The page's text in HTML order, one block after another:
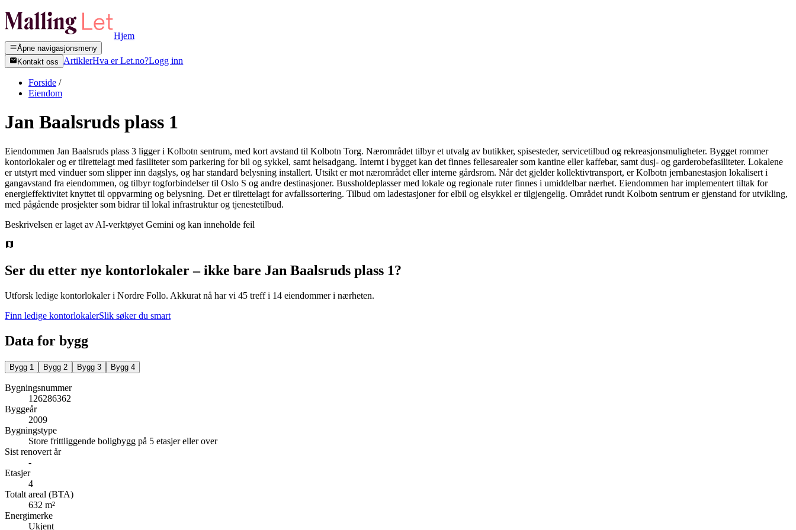
Hjem
Åpne navigasjonsmeny
Kontakt oss
ArtiklerHva er Let.no?Logg inn
Forside /
Eiendom
Jan Baalsruds plass 1
Eiendommen Jan Baalsruds plass 3 ligger i Kolbotn sentrum, med kort avstand til Kolbotn Torg. Nærområdet tilbyr et utvalg av butikker, spisesteder, servicetilbud og rekreasjonsmuligheter. Bygget rommer
kontorlokaler og er tilrettelagt med fasiliteter som parkering for bil og sykkel, samt heisadgang. Internt i bygget kan det finnes fellesarealer som kantine eller kaffebar, samt dusj- og garderobefasiliteter. Lokalene
er utstyrt med vinduer som slipper inn dagslys, og har standard belysning installert. Utsikt er mot nærområdet eller interne gårdsrom. Når det gjelder kollektivtransport, er Kolbotn jernbanestasjon lokalisert i
gangavstand fra eiendommen, og tilbyr togforbindelser til Oslo S og andre destinasjoner. Bussholdeplasser med lokale og regionale ruter finnes i umiddelbar nærhet. Eiendommen har implementert tiltak for
energieffektivitet knyttet til oppvarming og belysning. Det er tilrettelagt for avfallssortering. Tilbud om ladestasjoner for elbil og elsykkel er tilgjengelig. Området rundt Kolbotn sentrum er gjenstand for utvikling,
med pågående prosjekter som bidrar til lokal infrastruktur og tjenestetilbud.
Beskrivelsen er laget av AI-verktøyet Gemini og kan inneholde feil
Ser du etter nye kontorlokaler – ikke bare Jan Baalsruds plass 1?
Utforsk ledige kontorlokaler i Nordre Follo. Akkurat nå har vi 45 treff i 14 eiendommer i nærheten.
Finn ledige kontorlokalerSlik søker du smart
Data for bygg
Bygg 1 Bygg 2 Bygg 3 Bygg 4
Bygningsnummer
126286362
Byggeår
2009
Bygningstype
Store frittliggende boligbygg på 5 etasjer eller over
Sist renovert år
-
Etasjer
4
Totalt areal (BTA)
632 m²
Energimerke
Ukjent